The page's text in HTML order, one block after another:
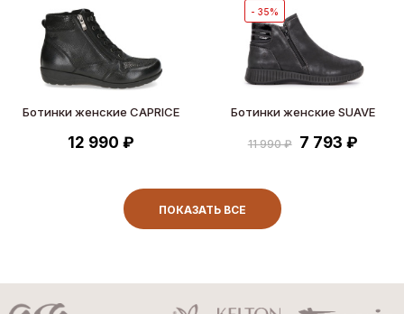
Ботинки женские CAPRICE
12 990 ₽
- 35%
Ботинки женские SUAVE
11 990 ₽ 7 793 ₽
ПОКАЗАТЬ ВСЕ